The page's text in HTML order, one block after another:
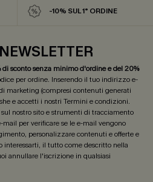
-10% SUL 1° ORDINE
di sconto senza minimo d'ordine e del 20%
per ordine. Inserendo il tuo indirizzo e-
marketing (compresi contenuti generati
e accetti i nostri Termini e condizioni.
nostro sito e strumenti di tracciamento
per verificare se le e-mail vengono
personalizzare contenuti e offerte e
il tutto come descritto nella
annullare l'iscrizione in qualsiasi